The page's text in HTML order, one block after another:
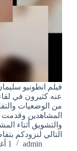
فيلم انطونيو
عنه كثيرون في
من الوضعيات
المشاهدين وقدمت
والتشويق أثناء
التالي لنزودكم
admin
1 أغسطس، 2025